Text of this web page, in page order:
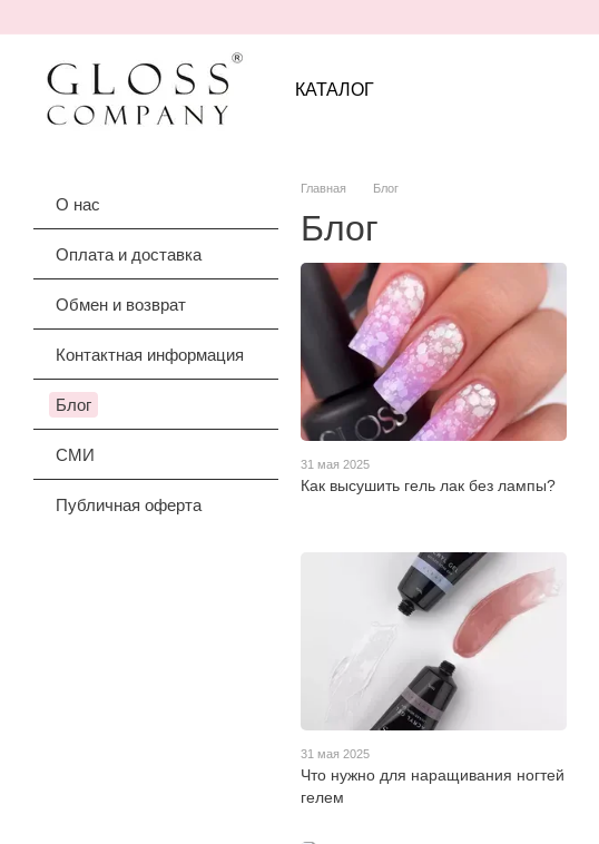
КАТАЛОГ
Главная Блог
Блог
31 мая 2025
Как высушить гель лак без лампы?
31 мая 2025
Что нужно для наращивания ногтей
гелем
О нас
Оплата и доставка
Обмен и возврат
Контактная информация
Блог
СМИ
Публичная оферта